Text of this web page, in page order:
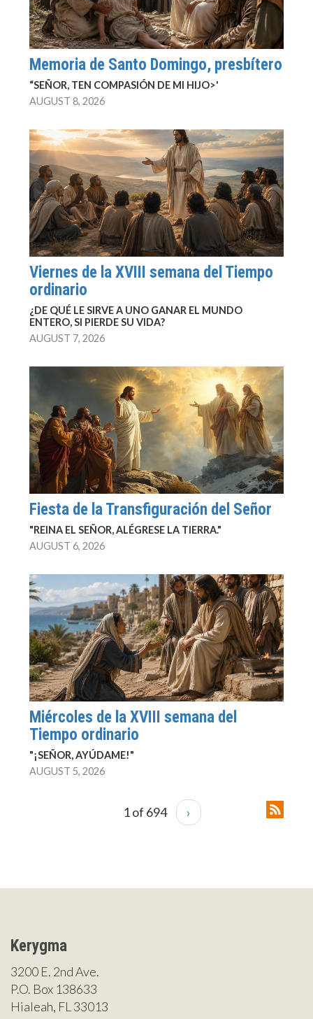
Memoria de Santo Domingo, presbítero
“SEÑOR, TEN COMPASIÓN DE MI HIJO>'
AUGUST 8, 2026
Viernes de la XVIII semana del Tiempo
ordinario
¿DE QUÉ LE SIRVE A UNO GANAR EL MUNDO
ENTERO, SI PIERDE SU VIDA?
AUGUST 7, 2026
Fiesta de la Transfiguración del Señor
"REINA EL SEÑOR, ALÉGRESE LA TIERRA."
AUGUST 6, 2026
Miércoles de la XVIII semana del
Tiempo ordinario
"¡SEÑOR, AYÚDAME!"
AUGUST 5, 2026
1 of 694 ›
Kerygma
3200 E. 2nd Ave.
P.O. Box 138633
Hialeah, FL 33013